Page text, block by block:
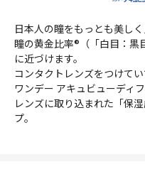
日本人の瞳をもっとも美し
瞳の黄金比率®（「白目：黒
に近づけます。
コンタクトレンズをつけて
ワンデー アキュビューディ
レンズに取り込まれた「保
プ。